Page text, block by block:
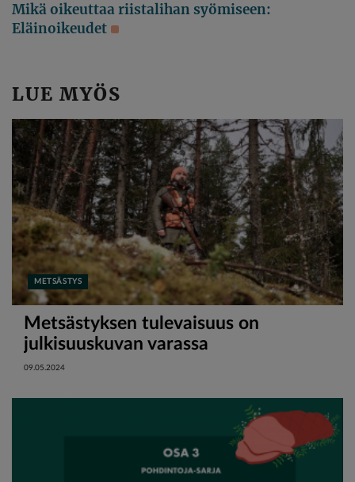
Mikä oikeuttaa riistalihan syömiseen:
Eläinoikeudet
LUE MYÖS
METSÄSTYS
Metsästyksen tulevaisuus on
julkisuuskuvan varassa
09.05.2024